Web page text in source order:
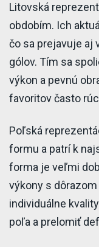
Litovská
obdobím. Ich
čo sa prejavuje aj
gólov. Tím sa
výkon a pevnú
favoritov často
Poľská
formu a patrí k
forma je veľmi
výkony s
individuálne
poľa a prelomiť